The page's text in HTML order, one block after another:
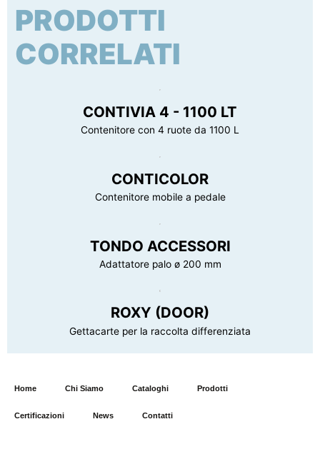
CertificazioneNessuna certificazione prevista per questo
Tipo di imballaggiocartone
Dimensioni conf. (LxPxH)
260 x 360 x 30 mm
Peso lordo confezione
0.3 kg
PRODOTTI
CORRELATI
CONTIVIA 4 - 1100 LT
Contenitore con 4 ruote da 1100 L
CONTICOLOR
Contenitore mobile a pedale
TONDO ACCESSORI
Adattatore palo ø 200 mm
ROXY (DOOR)
Gettacarte per la raccolta differenziata
Home Chi Siamo Cataloghi Prodotti
Certificazioni News Contatti